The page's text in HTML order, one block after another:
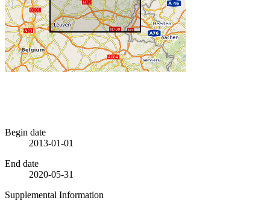
Begin date
2013-01-01
End date
2020-05-31
Supplemental Information